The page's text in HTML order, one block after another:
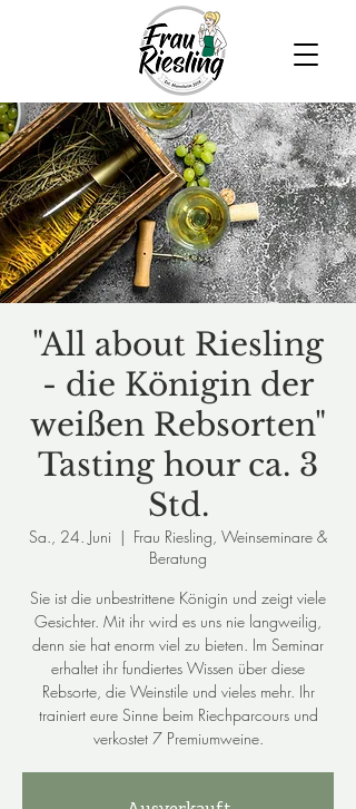
"All about Riesling
- die Königin der
weißen Rebsorten"
Tasting hour ca. 3
Std.
Sa., 24. Juni
  |
Frau Riesling, Weinseminare &
Beratung
Sie ist die unbestrittene Königin und zeigt viele
Gesichter. Mit ihr wird es uns nie langweilig,
denn sie hat enorm viel zu bieten. Im Seminar
erhaltet ihr fundiertes Wissen über diese
Rebsorte, die Weinstile und vieles mehr. Ihr
trainiert eure Sinne beim Riechparcours und
verkostet 7 Premiumweine.